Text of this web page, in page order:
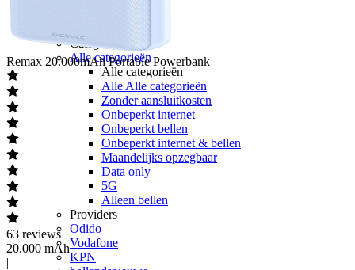
Categorieën
Alle categorieën
Alle categorieën
Alle Alle categorieën
Zonder aansluitkosten
Onbeperkt internet
Onbeperkt bellen
Onbeperkt internet & bellen
Maandelijks opzegbaar
Data only
5G
Alleen bellen
Providers
Odido
Vodafone
KPN
Remax 20.000mAh Portable Powerbank
63 reviews
20.000 mAh
|